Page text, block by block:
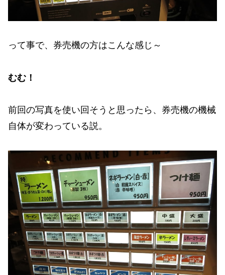
って事で、券売機の方はこんな感じ～
むむ！
前回の写真を使い回そうと思ったら、券売機の機械
自体が変わっている説。